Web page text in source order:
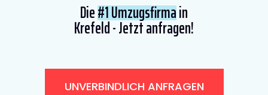
Die#1 Umzugsfirmain
Krefeld - Jetzt anfragen!
UNVERBINDLICH ANFRAGEN